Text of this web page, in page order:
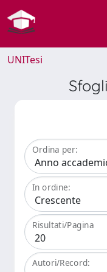
UNITesi
Ordina per:
In ordine:
Risultati/Pagina
Autori/Record: